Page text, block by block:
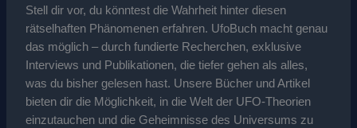
Stell dir vor, du könntest die Wahrheit hinter diesen
rätselhaften Phänomenen erfahren. UfoBuch macht genau
das möglich – durch fundierte Recherchen, exklusive
Interviews und Publikationen, die tiefer gehen als alles,
was du bisher gelesen hast. Unsere Bücher und Artikel
bieten dir die Möglichkeit, in die Welt der UFO-Theorien
einzutauchen und die Geheimnisse des Universums zu